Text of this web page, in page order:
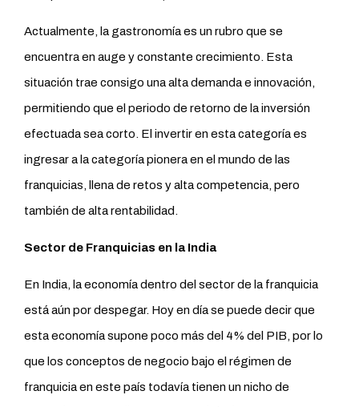
Actualmente, la gastronomía es un rubro que se
encuentra en auge y constante crecimiento. Esta
situación trae consigo una alta demanda e innovación,
permitiendo que el periodo de retorno de la inversión
efectuada sea corto. El invertir en esta categoría es
ingresar a la categoría pionera en el mundo de las
franquicias, llena de retos y alta competencia, pero
también de alta rentabilidad.
Sector de Franquicias en la India
En India, la economía dentro del sector de la franquicia
está aún por despegar. Hoy en día se puede decir que
esta economía supone poco más del 4% del PIB, por lo
que los conceptos de negocio bajo el régimen de
franquicia en este país todavía tienen un nicho de